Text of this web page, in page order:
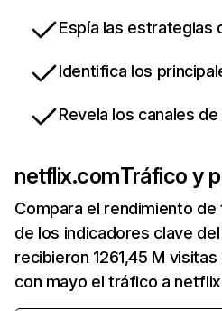
Espía las
Identifica los
Revela los canales
netflix.comTráfico y
Compara el rendimiento
de los indicadores clave
recibieron 1261,45 M
con mayo el tráfico a